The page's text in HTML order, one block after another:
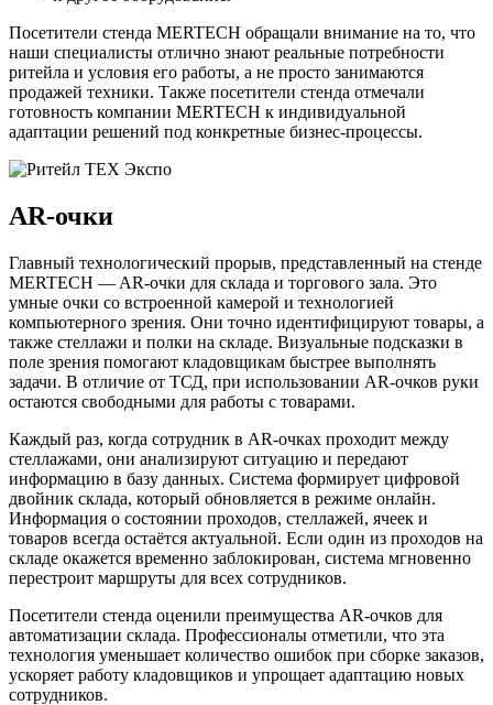
Посетители стенда MERTECH обращали внимание на то, что
наши специалисты отлично знают реальные потребности
ритейла и условия его работы, а не просто занимаются
продажей техники. Также посетители стенда отмечали
готовность компании MERTECH к индивидуальной
адаптации решений под конкретные бизнес-процессы.
AR-очки
Главный технологический прорыв, представленный на стенде
MERTECH — AR-очки для склада и торгового зала. Это
умные очки со встроенной камерой и технологией
компьютерного зрения. Они точно идентифицируют товары, а
также стеллажи и полки на складе. Визуальные подсказки в
поле зрения помогают кладовщикам быстрее выполнять
задачи. В отличие от ТСД, при использовании AR-очков руки
остаются свободными для работы с товарами.
Каждый раз, когда сотрудник в AR-очках проходит между
стеллажами, они анализируют ситуацию и передают
информацию в базу данных. Система формирует цифровой
двойник склада, который обновляется в режиме онлайн.
Информация о состоянии проходов, стеллажей, ячеек и
товаров всегда остаётся актуальной. Если один из проходов на
складе окажется временно заблокирован, система мгновенно
перестроит маршруты для всех сотрудников.
Посетители стенда оценили преимущества AR-очков для
автоматизации склада. Профессионалы отметили, что эта
технология уменьшает количество ошибок при сборке заказов,
ускоряет работу кладовщиков и упрощает адаптацию новых
сотрудников.